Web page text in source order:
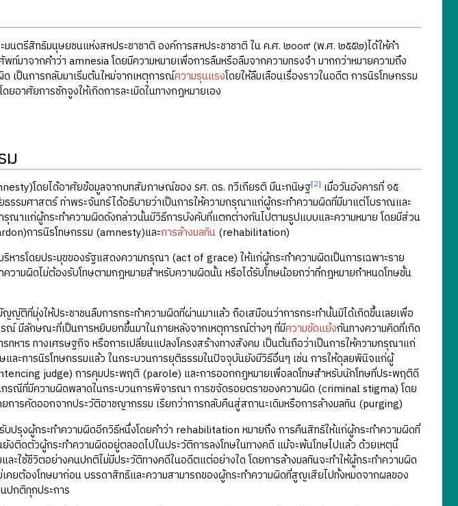
นตรีสิทธิมนุษยชนแห่งสหประชาชาติ องค์การสหประชาชาติ ใน ค.ศ. ๒๐๐๙ (พ.ศ. ๒๕๕๒)ได้ให้คำ
ท์มาจากคำว่า amnesia โดยมีความหมายเพื่อการลืมหรือลืมจากความทรงจำ มากกว่าหมายความถึง
เป็นการกลับมาเริ่มต้นใหม่จากเหตุการณ์ความรุนแรงโดยให้ลืมเลือนเรื่องราวในอดีต การนิรโทษกรรม
อาศัยการชักจูงให้เกิดการละเมิดในทางกฎหมายเอง
ม
โดยได้อาศัยข้อมูลจากบทสัมภาษณ์ของ รศ. ดร. ทวีเกียรติ มีนะกนิษฐ[2] เมื่อวันอังคารที่ ๑๕
มศาสตร์ ท่าพระจันทร์ได้อธิบายว่าเป็นการให้ความกรุณาแก่ผู้กระทำความผิดที่มีมาแต่โบราณและ
รุณาแก่ผู้กระทำความผิดดังกล่าวนั้นมีวิธีการบังคับที่แตกต่างกันไปตามรูปแบบและความหมาย โดยมีส่วน
การนิรโทษกรรม (amnesty)และการล้างมลทิน(rehabilitation)
หารโดยประมุขของรัฐแสดงความกรุณา (act of grace) ให้แก่ผู้กระทำความผิดเป็นการเฉพาะราย
ความผิดไม่ต้องรับโทษตามกฎหมายสำหรับความผิดนั้น หรือได้รับโทษน้อยกว่าที่กฎหมายกำหนดโทษขั้น
ติที่มุ่งให้ประชาชนลืมการกระทำความผิดที่ผ่านมาแล้ว ถือเสมือนว่าการกระทำนั้นมิได้เกิดขึ้นเลยเพื่อ
ณ์ มีลักษณะที่เป็นการหยิบยกขึ้นมาในภายหลังจากเหตุการณ์ต่างๆ ที่มีความขัดแย้งกันทางความคิดที่เกิด
ทหาร ทางเศรษฐกิจ หรือการเปลี่ยนแปลงโครงสร้างทางสังคม เป็นต้นถือว่าเป็นการให้ความกรุณาแก่
ละการนิรโทษกรรมแล้ว ในกระบวนการยุติธรรมในปัจจุบันยังมีวิธีอื่นๆ เช่น การให้ดุลยพินิจแก่ผู้
judge) การคุมประพฤติ (parole) และการออกกฎหมายเพื่อลดโทษสำหรับนักโทษที่ประพฤติดี
ณีที่มีความผิดพลาดในกระบวนการพิจารณา การขจัดรอยตราของความผิด (criminal stigma) โดย
ารคัดออกจากประวัติอาชญากรรม เรียกว่าการกลับคืนสู่สถานะเดิมหรือการล้างมลทิน (purging)
ปรุงผู้กระทำความผิดอีกวิธีหนึ่งโดยคำว่า rehabilitation หมายถึง การคืนสิทธิให้แก่ผู้กระทำความผิดที่
งติดตัวผู้กระทำความผิดอยู่ตลอดไปในประวัติการลงโทษในทางคดี แม้จะพ้นโทษไปแล้ว ด้วยเหตุนี้
ะใช้ชีวิตอย่างคนปกติไม่มีประวัติทางคดีในอดีตแต่อย่างใด โดยการล้างมลทินจะทำให้ผู้กระทำความผิด
คยต้องโทษมาก่อน บรรดาสิทธิและความสามารถของผู้กระทำความผิดที่สูญเสียไปทั้งหมดจากผลของ
ปกติทุกประการ